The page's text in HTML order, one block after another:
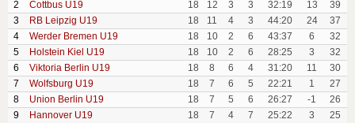
2
Cottbus U19 18 12 3 3 32:19 13
39
3
RB Leipzig U19 18 11 4 3 44:20 24
37
4
Werder Bremen U19 18 10 2 6 43:37 6
32
5
Holstein Kiel U19 18 10 2 6 28:25 3
32
6
Viktoria Berlin U19 18 8 6 4 31:20 11
30
7
Wolfsburg U19 18 7 6 5 22:21 1
27
8
Union Berlin U19 18 7 5 6 26:27 -1
26
9
Hannover U19 18 7 4 7 25:22 3
25